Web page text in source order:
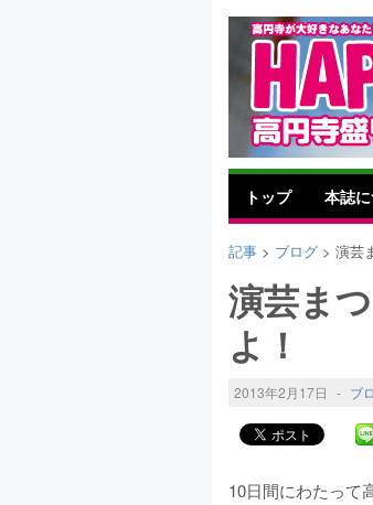
トップ 本誌
記事 > ブログ > 演芸
演芸ま
よ！
2013年2月17日 - ブ
10日間にわたって